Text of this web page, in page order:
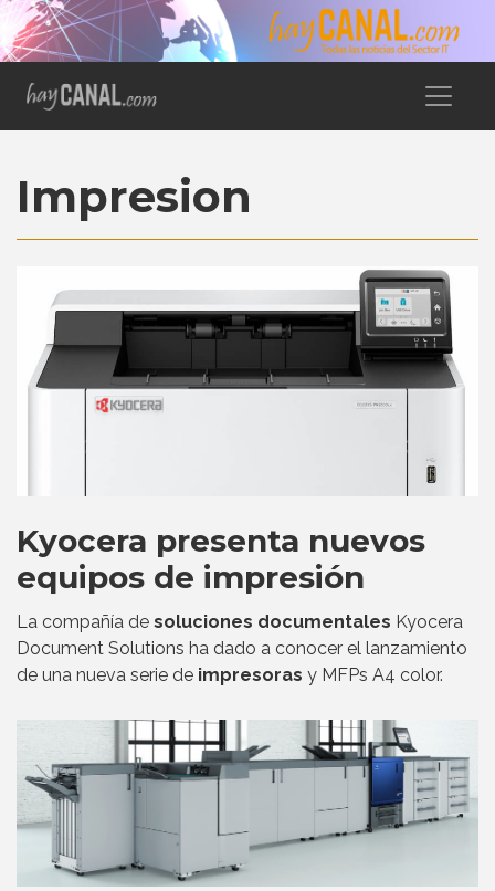
Impresion
Kyocera presenta nuevos
equipos de impresión
La compañía de soluciones documentales Kyocera
Document Solutions ha dado a conocer el lanzamiento
de una nueva serie de impresoras y MFPs A4 color.